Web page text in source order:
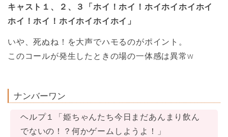
キャスト１、２、３「ホイ！ホイ！ホイホイホイホイ
ホイ！ホイ！ホイホイホイホイ」
いや、死ぬね！を大声でハモるのがポイント。
このコールが発生したときの場の一体感は異常w
ナンバーワン
ヘルプ１「姫ちゃんたち今日まだあんまり飲ん
でないの！？何かゲームしようよ！」